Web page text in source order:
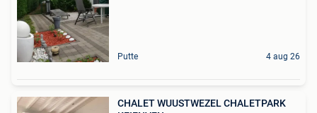
Putte 4 aug 26
CHALET WUUSTWEZEL CHALETPARK